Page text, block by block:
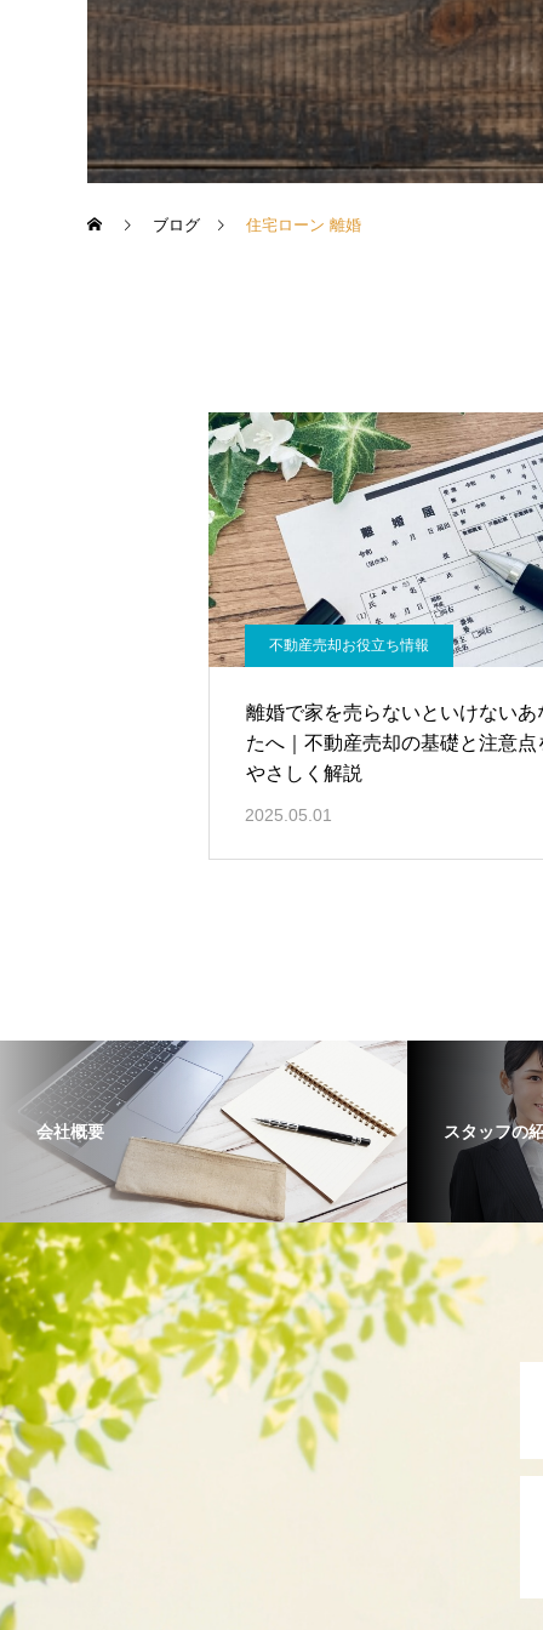
ブログ 住宅ローン 離婚
不動産売却お役立ち情報
離婚で家を売らないといけないあ
たへ｜不動産売却の基礎と注意点
やさしく解説
2025.05.01
会社概要 スタッフの